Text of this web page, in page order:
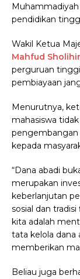
Muhammadiyah
pendidikan
Wakil Ketua
Mahfud
perguruan
pembiayaan
Menurutnya,
mahasiswa
pengembangan
kepada
“Dana abadi
merupakan
keberlanjutan
sosial dan
kita adalah
tata kelola dana
memberikan
Beliau juga